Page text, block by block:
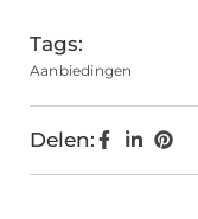
Tags:
Aanbiedingen
Delen: